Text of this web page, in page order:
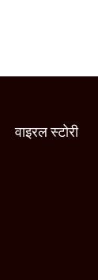
वाइरल स्टोरी